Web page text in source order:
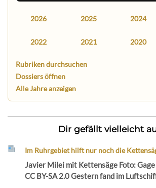
2026 2025 2024
2022 2021 2020
Rubriken durchsuchen
Dossiers öffnen
Alle Jahre anzeigen
Dir gefällt vielleicht
Im Ruhrgebiet hilft nur noch die
Javier Milei mit Kettensäge Foto:
CC BY-SA 2.0 Gestern fand im